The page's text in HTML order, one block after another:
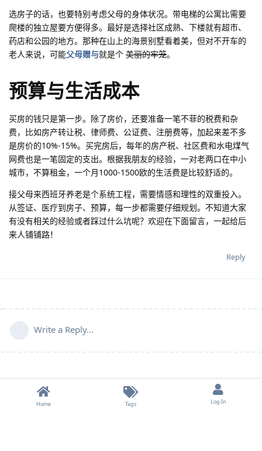
选房子的话，也要特别考虑父母的身体状况。带电梯的公寓比需要
爬楼的独立屋要方便得多。最好是选择社区成熟、下楼就有超市、
药店和公园的地方。那种在山上的海景别墅看着美，但对不开车的
老人来说，可能父母赠与就是个 美丽的牢笼。
预算与生活成本
买房的钱只是第一步。除了房价，还要准备一笔不菲的税费和杂
费，比如房产转让税、律师费、公证费、注册费等，加起来差不多
是房价的10%-15%。买完房后，每年的房产税、社区费和水电煤气
网费也是一笔固定的支出。根据我朋友的经验，一对老两口在中小
城市，不算租金，一个月1000-1500欧的生活费是比较舒适的。
接父母来西班牙养老是个系统工程，需要情感和理性的双重投入。
从签证、医疗到房子、预算，每一步都需要仔细规划。不知道大家
有没有相关的经验或者踩过什么坑呢？欢迎在下面留言，一起给后
来人铺铺路！
Reply
Write a Reply...
Home Tags Log In